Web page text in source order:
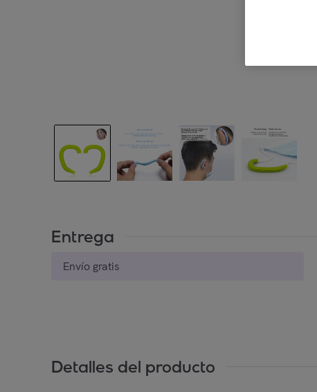
Entrega
Envío gratis
Detalles del producto